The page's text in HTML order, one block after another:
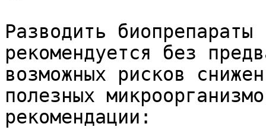
Разводить
рекомендуется без
возможных рисков
полезных
рекомендации: